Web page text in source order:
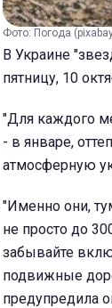
Фото: Погода
В Украине
пятницу, 10
"Для каждого
- в январе,
атмосферную
"Именно они,
не просто до
забывайте
подвижные
предупредила